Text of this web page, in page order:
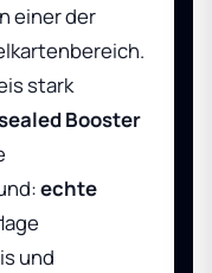
einer der
stark
Booster
echte
und